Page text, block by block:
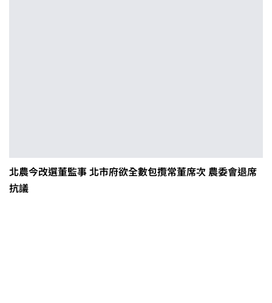
北農今改選董監事 北市府欲全數包攬常董席次 農委會退席
抗議